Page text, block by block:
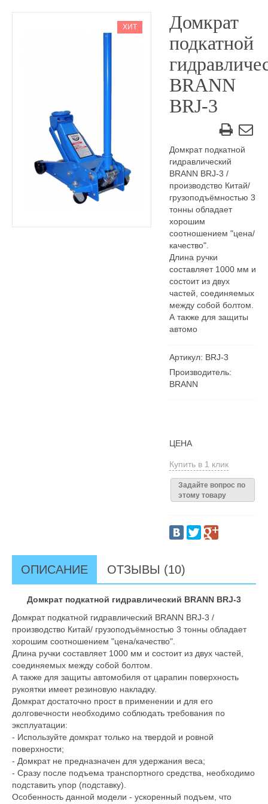
ХИТ
Домкрат
подкатной
BRANN
BRJ-3
Домкрат подкатной
гидравлический
BRANN BRJ-3 /
производство Китай/
грузоподъёмностью 3
тонны обладает
хорошим
соотношением "цена/
качество".
Длина ручки
составляет 1000 мм и
состоит из двух
частей, соединяемых
между собой болтом.
А также для защиты
автомо
Артикул: BRJ-3
Производитель:
BRANN
ЦЕНА
Купить в 1 клик
Задайте вопрос по
этому товару
ОПИСАНИЕ ОТЗЫВЫ (10)
Домкрат подкатной гидравлический BRANN BRJ-3
Домкрат подкатной гидравлический BRANN BRJ-3 /
производство Китай/ грузоподъёмностью 3 тонны обладает
хорошим соотношением "цена/качество".
Длина ручки составляет 1000 мм и состоит из двух частей,
соединяемых между собой болтом.
А также для защиты автомобиля от царапин поверхность
рукоятки имеет резиновую накладку.
Домкрат достаточно прост в применении и для его
долговечности необходимо соблюдать требования по
эксплуатации:
- Используйте домкрат только на твердой и ровной
поверхности;
- Домкрат не предназначен для удержания веса;
- Сразу после подъема транспортного средства, необходимо
подставить упор (подставку).
Особенность данной модели - ускоренный подъем, что